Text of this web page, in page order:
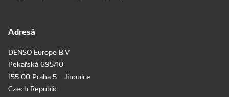
Adresă
DENSO Europe B.V
Pekařská 695/10
155 00 Praha 5 - Jinonice
Czech Republic